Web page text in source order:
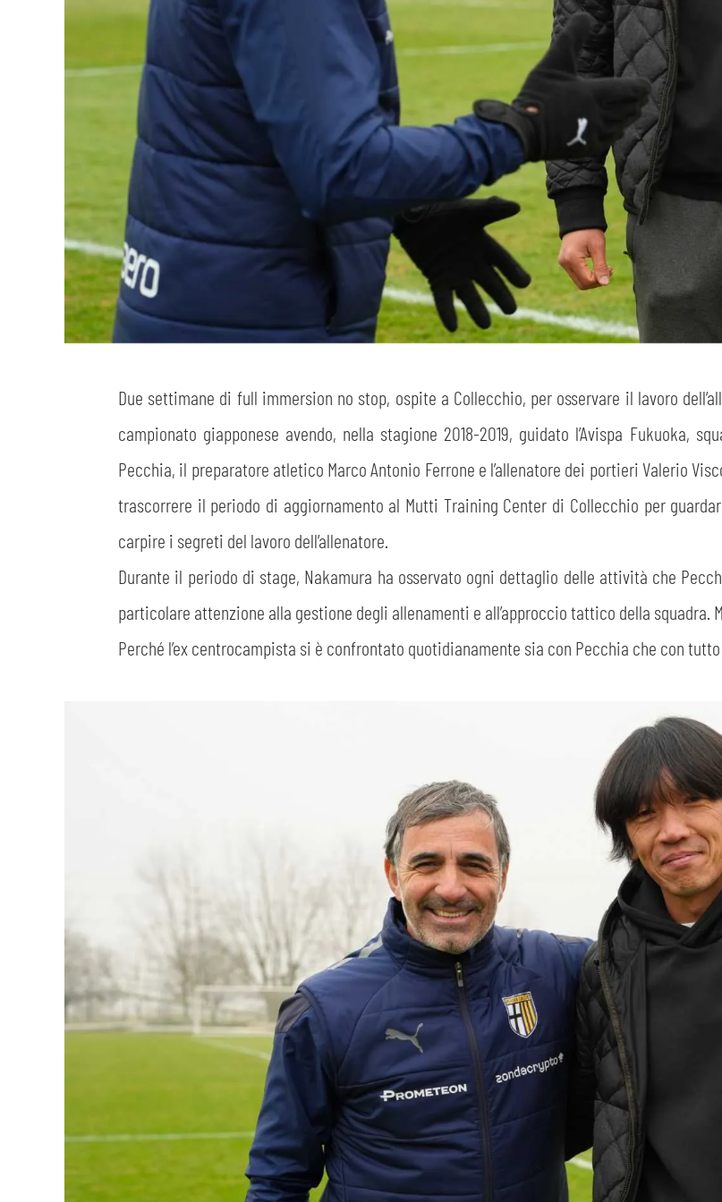
CERCA
Due settimane di full immersion no stop, ospite a Collecchio, per osservare il lavoro
campionato giapponese avendo, nella stagione 2018-2019, guidato l’Avispa Fukuoka,
Pecchia, il preparatore atletico Marco Antonio Ferrone e l’allenatore dei portieri Valerio
trascorrere il periodo di aggiornamento al Mutti Training Center di Collecchio per
carpire i segreti del lavoro dell’allenatore.
Durante il periodo di stage, Nakamura ha osservato ogni dettaglio delle attività che
particolare attenzione alla gestione degli allenamenti e all’approccio tattico della squadra.
Perché l’ex centrocampista si è confrontato quotidianamente sia con Pecchia che con
ACCETTA E SALVA